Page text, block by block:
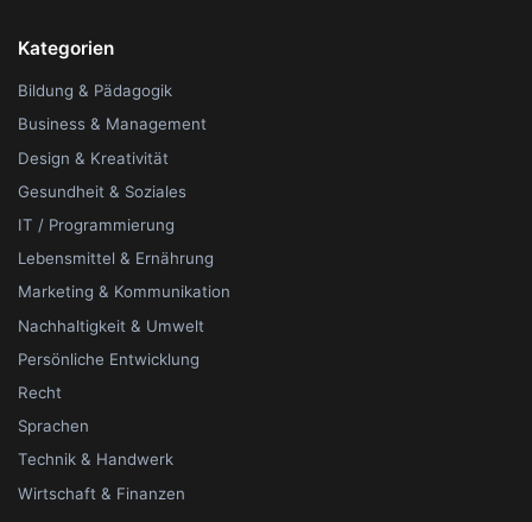
Kategorien
Bildung & Pädagogik
Business & Management
Design & Kreativität
Gesundheit & Soziales
IT / Programmierung
Lebensmittel & Ernährung
Marketing & Kommunikation
Nachhaltigkeit & Umwelt
Persönliche Entwicklung
Recht
Sprachen
Technik & Handwerk
Wirtschaft & Finanzen